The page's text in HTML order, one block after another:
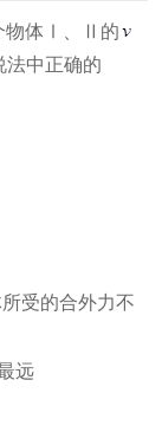
物体Ⅰ、Ⅱ的
法中正确的
受的合外力不
远